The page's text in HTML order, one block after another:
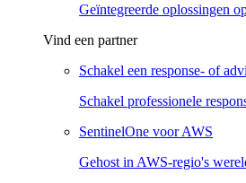
Geïntegreerde oplossingen
Vind een partner
Schakel een response- of
Schakel professionele
SentinelOne voor AWS
Gehost in AWS-regio's